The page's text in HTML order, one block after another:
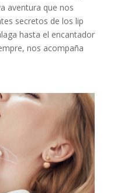
aventura que nos
secretos de los lip
hasta el encantador
nos acompaña